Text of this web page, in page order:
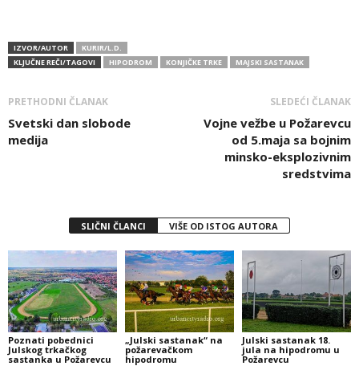
IZVOR/AUTOR
KURIR/L.D.
KLJUČNE REČI/TAGOVI
HIPODROM KONJIČKE TRKE MAJSKI SASTANAK
PRETHODNI ČLANAK
Svetski dan slobode
medija
SLEDEĆI ČLANAK
Vojne vežbe u Požarevcu
od 5.maja sa bojnim
minsko-eksplozivnim
sredstvima
SLIČNI ČLANCI VIŠE OD ISTOG AUTORA
Poznati pobednici
Julskog trkačkog
sastanka u Požarevcu
„Julski sastanak“ na
požarevačkom
hipodromu
Julski sastanak 18.
jula na hipodromu u
Požarevcu